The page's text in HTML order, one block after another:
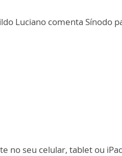
Luciano comenta Sínodo
no seu celular, tablet ou